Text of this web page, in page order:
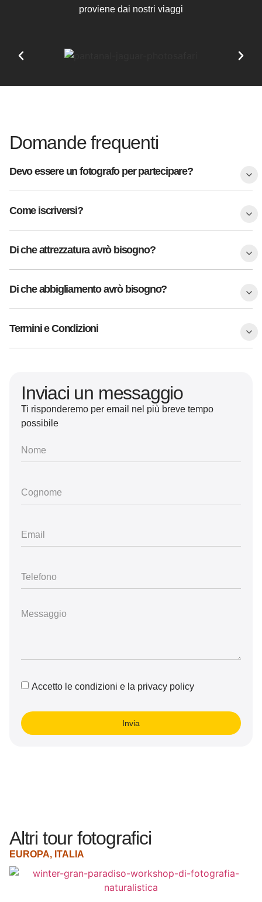
proviene dai nostri viaggi
Domande frequenti
Devo essere un fotografo per partecipare?
Come iscriversi?
Di che attrezzatura avrò bisogno?
Di che abbigliamento avrò bisogno?
Termini e Condizioni
Inviaci un messaggio
Ti risponderemo per email nel più breve tempo
possibile
Accetto le condizioni e la privacy policy
Invia
Altri tour fotografici
EUROPA, ITALIA